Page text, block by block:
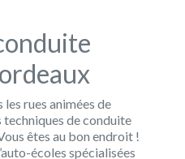
rues animées de
de conduite
êtes au bon endroit !
écoles spécialisées